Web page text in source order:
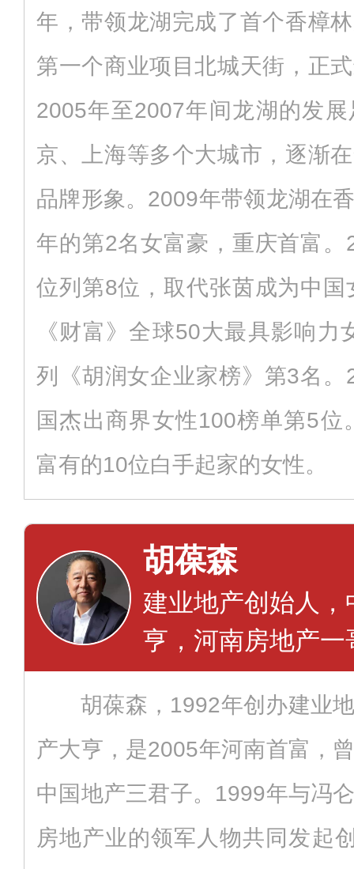
年，带领龙湖完成了首个香樟
第一个商业项目北城天街，正
2005年至2007年间龙湖的发
京、上海等多个大城市，逐渐
品牌形象。2009年带领龙湖在
年的第2名女富豪，重庆首富
位列第8位，取代张茵成为中
《财富》全球50大最具影响
列《胡润女企业家榜》第3名
国杰出商界女性100榜单第5位
富有的10位白手起家的女性。
胡葆森
建业地产创始人
亨，河南房地产一
胡葆森，1992年创办建业
产大亨，是2005年河南首富，
中国地产三君子。1999年与冯
房地产业的领军人物共同发起